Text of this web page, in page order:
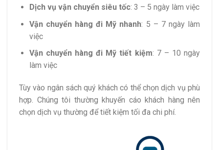
Dịch vụ vận chuyển siêu tốc: 3 – 5 ngày làm việc
Vận chuyển hàng đi Mỹ nhanh: 5 – 7 ngày làm
việc
Vận chuyển hàng đi Mỹ tiết kiệm: 7 – 10 ngày
làm việc
Tùy vào ngân sách quý khách có thể chọn dịch vụ phù
hợp. Chúng tôi thường khuyến cáo khách hàng nên
chọn dịch vụ thường để tiết kiệm tối đa chi phí.